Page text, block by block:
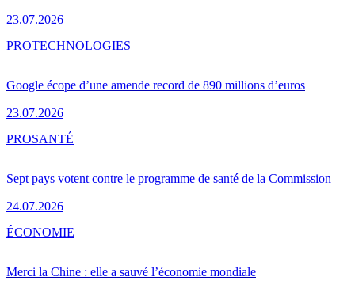
23.07.2026
Google écope d’une amende record de 890 millions d’euros
23.07.2026
PROTECHNOLOGIES
Sept pays votent contre le programme de santé de la Commission
24.07.2026
PROSANTÉ
Merci la Chine : elle a sauvé l’économie mondiale
ÉCONOMIE